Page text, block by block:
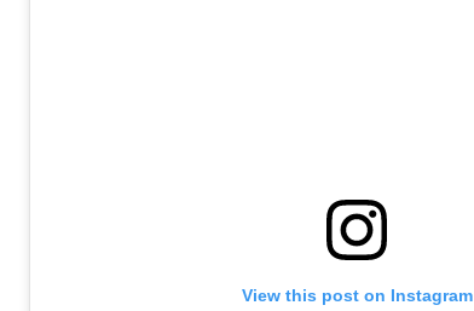
View this post on Instagram